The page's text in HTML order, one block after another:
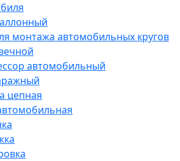
монтажа автомобильных кругов
автомобильный
цепная